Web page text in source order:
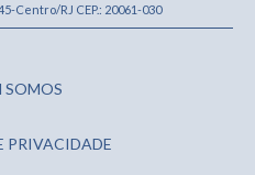
Centro/RJ CEP.: 20061-030
SOMOS
PRIVACIDADE